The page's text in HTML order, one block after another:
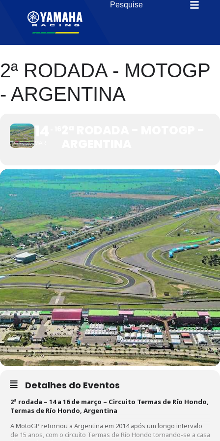
2ª RODADA - MOTOGP
- ARGENTINA
Detalhes do Eventos
2ª rodada – 14 a 16 de março – Circuito Termas de Río Hondo,
Termas de Río Hondo, Argentina
A MotoGP retornou a Argentina em 2014 após um longo intervalo
de 15 anos, com o circuito Termas de Río Hondo tornando-se a casa